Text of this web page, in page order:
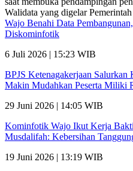
Wajo Benahi Data
Diskominfotik
6 Juli 2026 | 15:23 WIB
BPJS Ketenagakerjaan
Makin Mudahkan Peserta Miliki
29 Juni 2026 | 14:05 WIB
Kominfotik Wajo Ikut Kerja
Musdalifah: Kebersihan
19 Juni 2026 | 13:19 WIB